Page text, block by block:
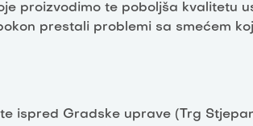
proizvodimo te poboljša kvalitetu
prestali problemi sa smećem
ispred Gradske uprave (Trg